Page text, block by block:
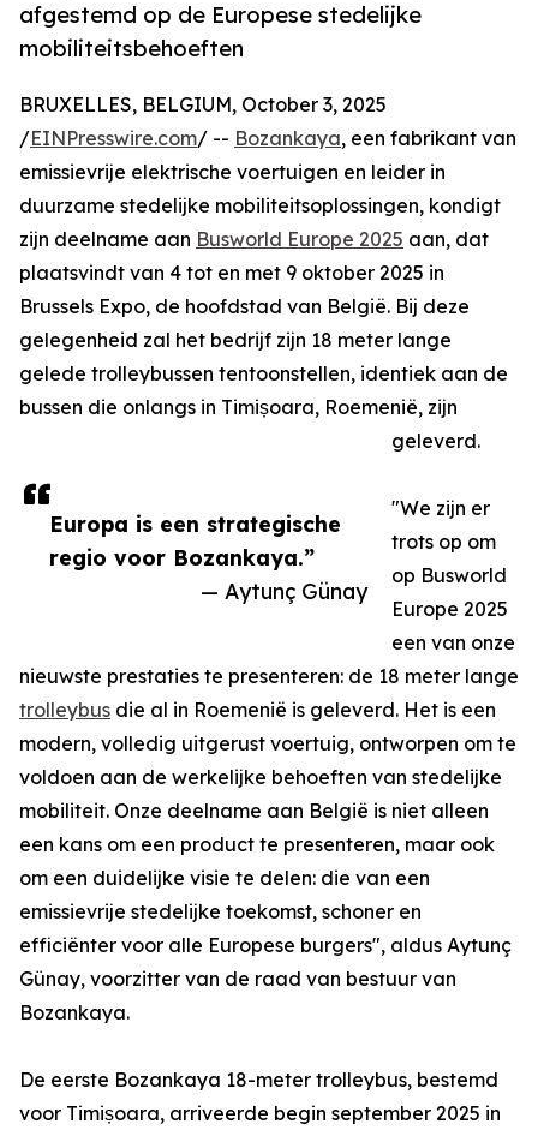
afgestemd op de Europese stedelijke
mobiliteitsbehoeften
Europa is een strategische
regio voor Bozankaya.”
— Aytunç Günay
BRUXELLES, BELGIUM, October 3, 2025
/EINPresswire.com/ -- Bozankaya, een fabrikant van
emissievrije elektrische voertuigen en leider in
duurzame stedelijke mobiliteitsoplossingen, kondigt
zijn deelname aan Busworld Europe 2025 aan, dat
plaatsvindt van 4 tot en met 9 oktober 2025 in
Brussels Expo, de hoofdstad van België. Bij deze
gelegenheid zal het bedrijf zijn 18 meter lange
gelede trolleybussen tentoonstellen, identiek aan de
bussen die onlangs in Timișoara, Roemenië, zijn
geleverd.
"We zijn er
trots op om
op Busworld
Europe 2025
een van onze
nieuwste prestaties te presenteren: de 18 meter lange
trolleybus die al in Roemenië is geleverd. Het is een
modern, volledig uitgerust voertuig, ontworpen om te
voldoen aan de werkelijke behoeften van stedelijke
mobiliteit. Onze deelname aan België is niet alleen
een kans om een product te presenteren, maar ook
om een duidelijke visie te delen: die van een
emissievrije stedelijke toekomst, schoner en
efficiënter voor alle Europese burgers", aldus Aytunç
Günay, voorzitter van de raad van bestuur van
Bozankaya.
De eerste Bozankaya 18-meter trolleybus, bestemd
voor Timișoara, arriveerde begin september 2025 in